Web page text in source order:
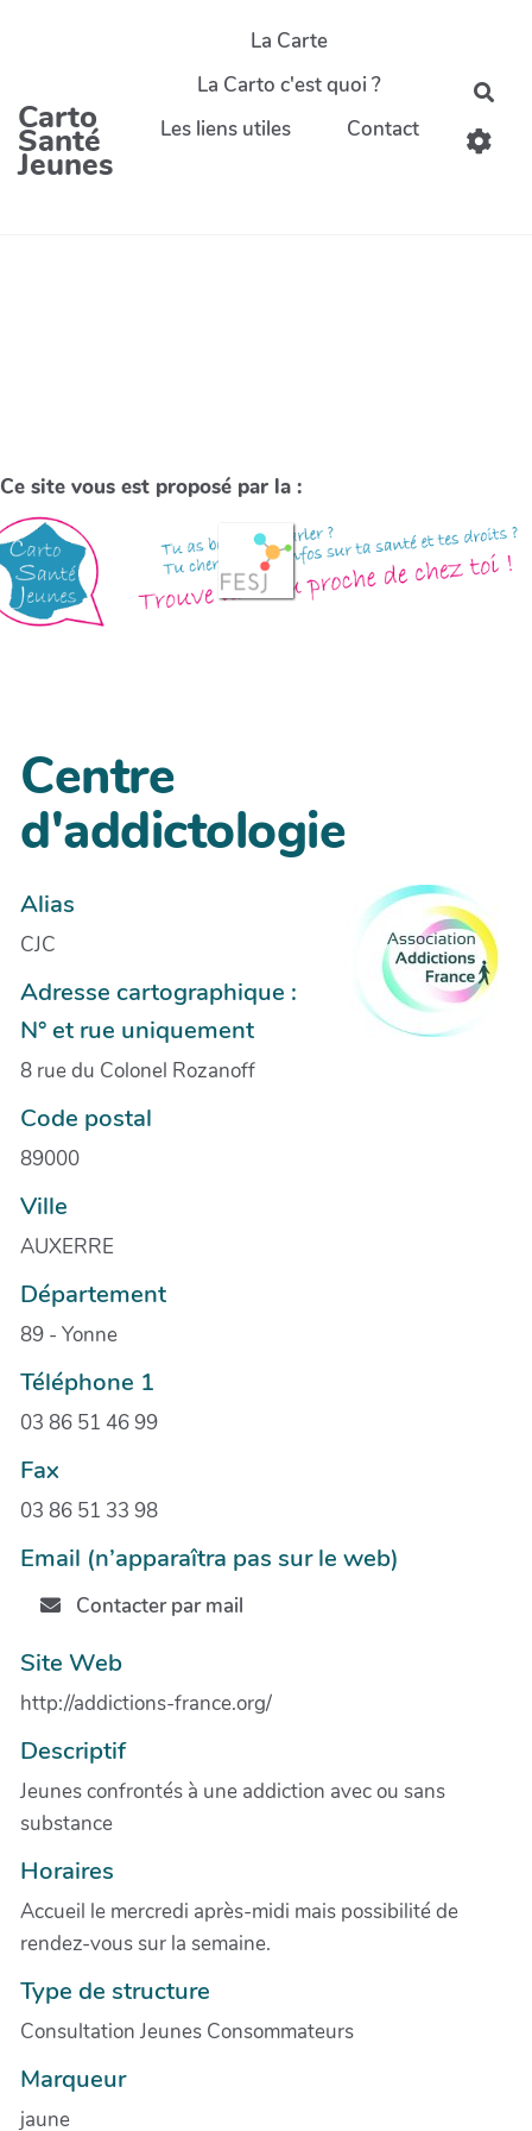
Carto
Santé
Jeunes
La Carte
La Carto c'est quoi ?
Les liens utiles
Contact
Ce site vous est proposé par la :
Centre
d'addictologie
Alias
CJC
Adresse cartographique :
N° et rue uniquement
8 rue du Colonel Rozanoff
Code postal
89000
Ville
AUXERRE
Département
89 - Yonne
Téléphone 1
03 86 51 46 99
Fax
03 86 51 33 98
Email (n’apparaîtra pas sur le web)
Contacter par mail
Site Web
http://addictions-france.org/
Descriptif
Jeunes confrontés à une addiction avec ou sans
substance
Horaires
Accueil le mercredi après-midi mais possibilité de
rendez-vous sur la semaine.
Type de structure
Consultation Jeunes Consommateurs
Marqueur
jaune